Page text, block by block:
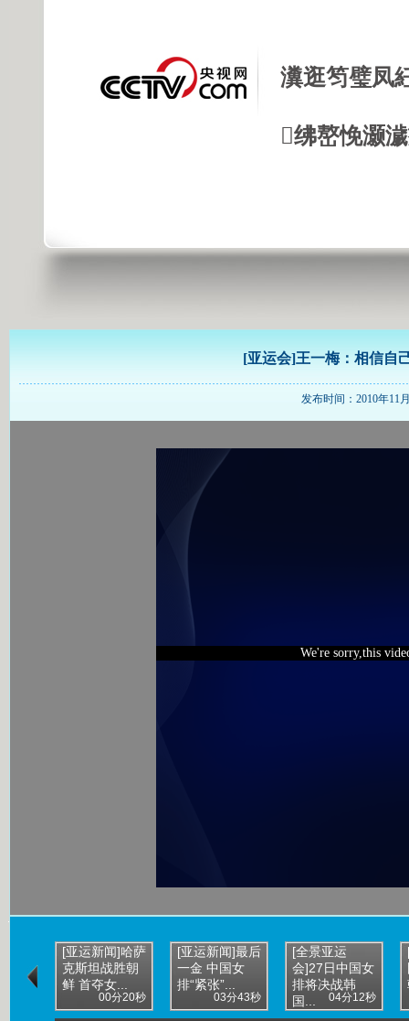
瀵逛笉璧凤
绋嶅悗灏
[亚运会]王一梅：相信自
发布时间：2010年11
We're sorry,this
[亚运新闻]哈萨
克斯坦战胜朝
鲜 首夺女...
00分20秒
[亚运新闻]最后
一金 中国女
排“紧张”...
03分43秒
[全景亚运
会]27日中国女
排将决战韩
国...
04分12秒